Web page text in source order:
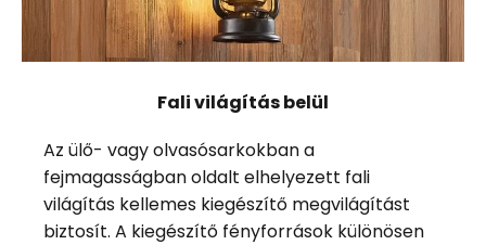
Fali világítás belül
Az ülő- vagy olvasósarkokban a
fejmagasságban oldalt elhelyezett fali
világítás kellemes kiegészítő megvilágítást
biztosít. A kiegészítő fényforrások különösen